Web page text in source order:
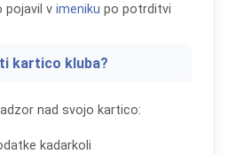
pojavil v imeniku po potrditvi
kartico kluba?
nad svojo kartico:
kadarkoli